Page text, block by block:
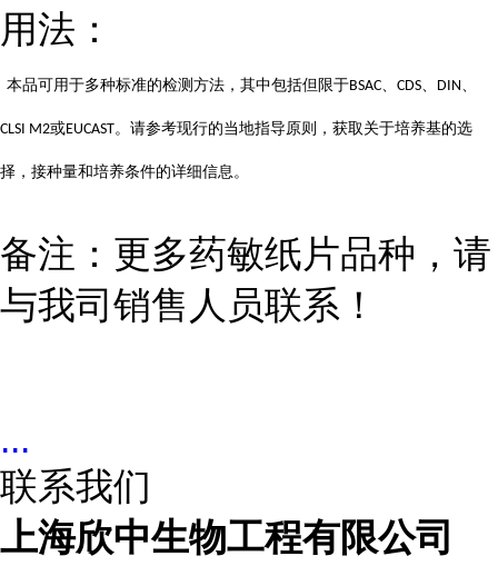
用法：
本品可用于多种标准的检测方法，其中包括但限于BSAC、 CDS、 DIN、
CLSI M2或EUCAST。请参考现行的当地指导原则，获取关于培养基的选
择，接种量和培养条件的详细信息。
备注：更多药敏纸片品种，请
与我司销售人员联系！
...
联系我们
上海欣中生物工程有限公司